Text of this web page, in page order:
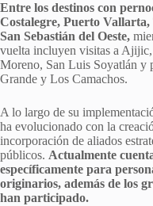
Entre los destinos con
Costalegre, Puerto
San Sebastián del Oeste,
vuelta incluyen visitas a
Moreno, San Luis Soyatlán y
Grande y Los Camachos.
A lo largo de su
ha evolucionado con la
incorporación de aliados
públicos. Actualmente
específicamente para
originarios, además de los
han participado.